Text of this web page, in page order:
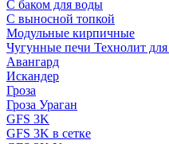
С баком для воды
С выносной топкой
Модульные кирпичные
Чугунные печи Технолит для
Авангард
Искандер
Гроза
Гроза Ураган
GFS 3K
GFS 3K в сетке